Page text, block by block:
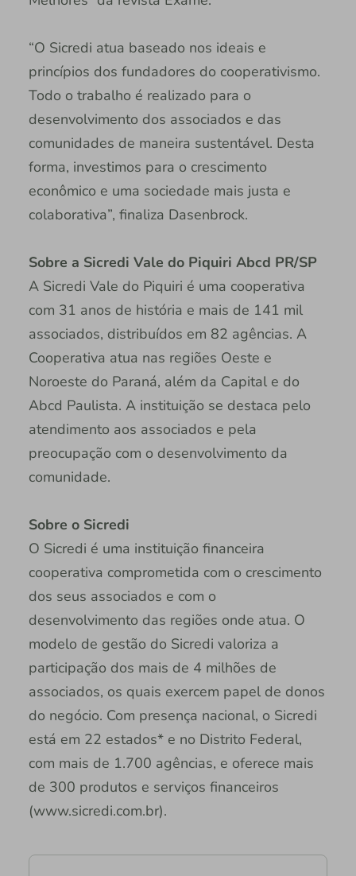
“O Sicredi atua baseado nos ideais e
princípios dos fundadores do cooperativismo.
Todo o trabalho é realizado para o
desenvolvimento dos associados e das
comunidades de maneira sustentável. Desta
forma, investimos para o crescimento
econômico e uma sociedade mais justa e
colaborativa”, finaliza Dasenbrock.
Sobre a Sicredi Vale do Piquiri Abcd PR/SP
A Sicredi Vale do Piquiri é uma cooperativa
com 31 anos de história e mais de 141 mil
associados, distribuídos em 82 agências. A
Cooperativa atua nas regiões Oeste e
Noroeste do Paraná, além da Capital e do
Abcd Paulista. A instituição se destaca pelo
atendimento aos associados e pela
preocupação com o desenvolvimento da
comunidade.
Sobre o Sicredi
O Sicredi é uma instituição financeira
cooperativa comprometida com o crescimento
dos seus associados e com o
desenvolvimento das regiões onde atua. O
modelo de gestão do Sicredi valoriza a
participação dos mais de 4 milhões de
associados, os quais exercem papel de donos
do negócio. Com presença nacional, o Sicredi
está em 22 estados* e no Distrito Federal,
com mais de 1.700 agências, e oferece mais
de 300 produtos e serviços financeiros
(www.sicredi.com.br).